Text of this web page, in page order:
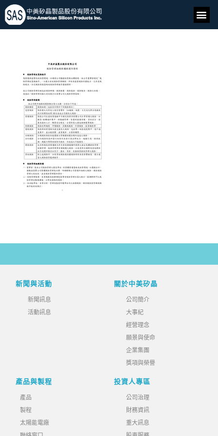
新聞與活動
新聞訊息
活動訊息
關於中美矽晶
公司簡介
大事紀
經營理念
願景與使命
企業集團
獎項與榮譽
產品與製程
產品
製程
太陽能電廠
投資人專區
公司治理
財務資訊
重大訊息